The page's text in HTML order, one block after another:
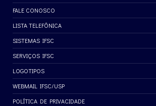
FALE CONOSCO
LISTA TELEFÔNICA
SISTEMAS IFSC
SERVIÇOS IFSC
LOGOTIPOS
WEBMAIL IFSC/USP
POLÍTICA DE PRIVACIDADE